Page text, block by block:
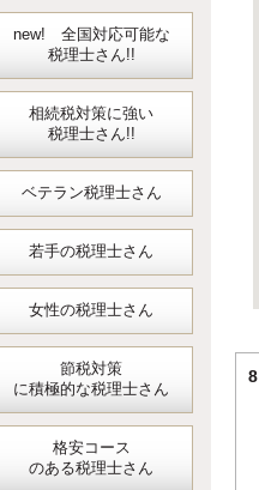
new! 全国対応可能な
税理士さん!!
相続税対策に強い
税理士さん!!
ベテラン税理士さん
若手の税理士さん
女性の税理士さん
節税対策
に積極的な税理士さん
格安コース
のある税理士さん